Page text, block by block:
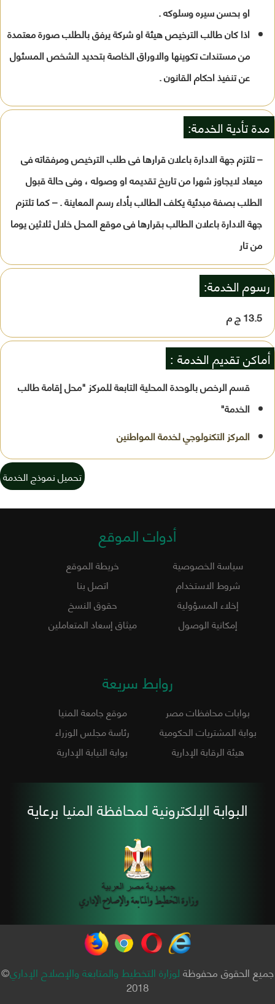
او بحسن سيره وسلوكه .
اذا كان طالب الترخيص هيئة او شركة يرفق بالطلب صورة معتمدة
من مستندات تكوينها والاوراق الخاصة بتحديد الشخص المسئول
عن تنفيذ احكام القانون .
مدة تأدية الخدمة:
– تلتزم جهة الادارة باعلان قرارها فى طلب الترخيص ومرفقاته فى
ميعاد لايجاوز شهرا من تاريخ تقديمه او وصوله ، وفى حالة قبول
الطلب بصفة مبدئية يكلف الطالب بأداء رسم المعاينة . – كما تلتزم
جهة الادارة باعلان الطالب بقرارها فى موقع المحل خلال ثلاثين يوما
من تار
رسوم الخدمة:
13.5 ج م
أماكن تقديم الخدمة :
قسم الرخص بالوحدة المحلية التابعة للمركز "محل إقامة طالب
الخدمة"
تحميل نموذج الخدمة
أدوات الموقع
سياسة الخصوصية
خريطة الموقع
شروط الاستخدام
اتصل بنا
إخلاء المسؤولية
حقوق النسخ
إمكانية الوصول
ميثاق إسعاد المتعاملين
روابط سريعة
بوابات محافظات مصر
موقع جامعة المنيا
بوابة المشتريات الحكومية
رئاسة مجلس الوزراء
هيئة الرقابة الإدارية
بوابة النيابة الإدارية
البوابة الإلكترونية لمحافظة المنيا برعاية
جميع الحقوق محفوظةلوزارة التخطيط والمتابعة والإصلاح الإداري©
2018